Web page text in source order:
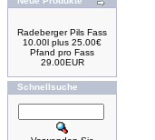
Radeberger Pils Fass
10.00l plus 25.00€
Pfand pro Fass
29.00EUR
Schnellsuche